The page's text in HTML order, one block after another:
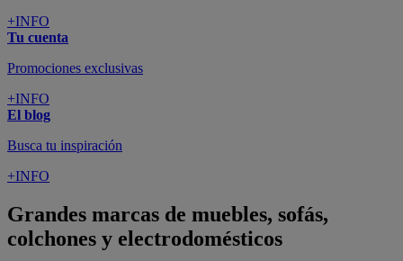
+INFO
Tu cuenta
Promociones exclusivas
+INFO
El blog
Busca tu inspiración
+INFO
Grandes marcas de muebles, sofás,
colchones y electrodomésticos